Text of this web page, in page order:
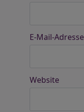
E-Mail-Adresse
Website